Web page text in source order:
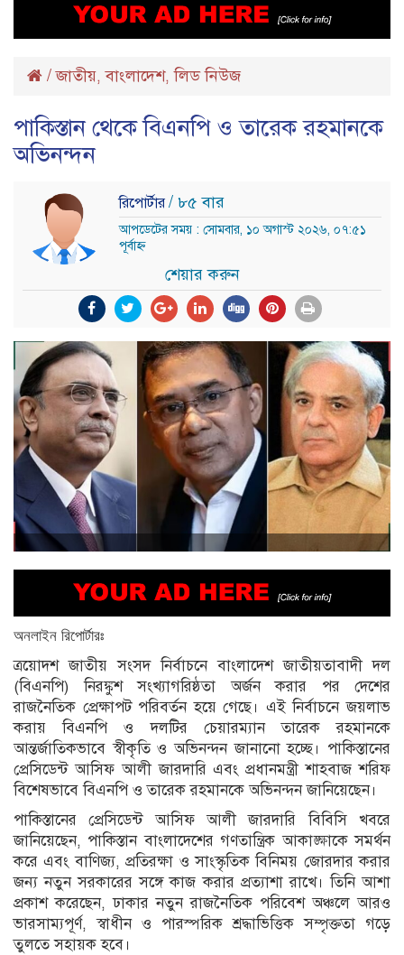
/জাতীয়,বাংলাদেশ,লিড নিউজ
পাকিস্তান থেকে বিএনপি ও তারেক রহমানকে
অভিনন্দন
রিপোর্টার/ ৮৫ বার
আপডেটের সময় : সোমবার, ১০ অগাস্ট ২০২৬, ০৭:৫১
পূর্বাহ্ন
শেয়ার করুন
অনলাইন রিপোর্টারঃ
ত্রয়োদশ জাতীয় সংসদ নির্বাচনে বাংলাদেশ জাতীয়তাবাদী দল
(বিএনপি) নিরঙ্কুশ সংখ্যাগরিষ্ঠতা অর্জন করার পর দেশের
রাজনৈতিক প্রেক্ষাপট পরিবর্তন হয়ে গেছে। এই নির্বাচনে জয়লাভ
করায় বিএনপি ও দলটির চেয়ারম্যান তারেক রহমানকে
আন্তর্জাতিকভাবে স্বীকৃতি ও অভিনন্দন জানানো হচ্ছে। পাকিস্তানের
প্রেসিডেন্ট আসিফ আলী জারদারি এবং প্রধানমন্ত্রী শাহবাজ শরিফ
বিশেষভাবে বিএনপি ও তারেক রহমানকে অভিনন্দন জানিয়েছেন।
পাকিস্তানের প্রেসিডেন্ট আসিফ আলী জারদারি বিবিসি খবরে
জানিয়েছেন, পাকিস্তান বাংলাদেশের গণতান্ত্রিক আকাঙ্ক্ষাকে সমর্থন
করে এবং বাণিজ্য, প্রতিরক্ষা ও সাংস্কৃতিক বিনিময় জোরদার করার
জন্য নতুন সরকারের সঙ্গে কাজ করার প্রত্যাশা রাখে। তিনি আশা
প্রকাশ করেছেন, ঢাকার নতুন রাজনৈতিক পরিবেশ অঞ্চলে আরও
ভারসাম্যপূর্ণ, স্বাধীন ও পারস্পরিক শ্রদ্ধাভিত্তিক সম্পৃক্ততা গড়ে
তুলতে সহায়ক হবে।